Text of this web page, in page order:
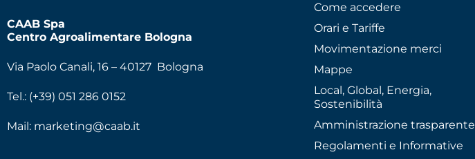
CAAB Spa
Centro Agroalimentare Bologna
Via Paolo Canali, 16 – 40127 Bologna
Tel.: (+39) 051 286 0152
Mail: marketing@caab.it
Come accedere
Orari e Tariffe
Movimentazione merci
Mappe
Local, Global, Energia,
Sostenibilità
Amministrazione trasparente
Regolamenti e Informative